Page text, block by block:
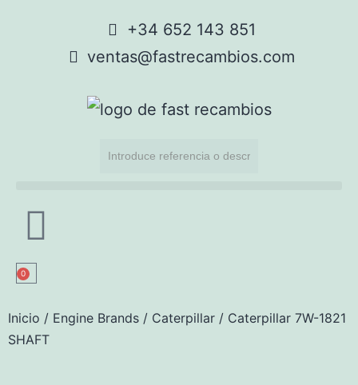
+34 652 143 851
ventas@fastrecambios.com
0
Inicio / Engine Brands / Caterpillar / Caterpillar 7W-1821
SHAFT